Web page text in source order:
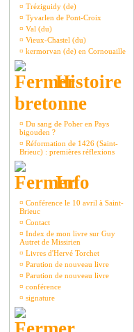
¤ Tréziguidy (de)
¤ Tyvarlen de Pont-Croix
¤ Val (du)
¤ Vieux-Chastel (du)
¤ kermorvan (de) en Cornouaille
Histoire
bretonne
¤ Du sang de Poher en Pays
bigouden ?
¤ Réformation de 1426 (Saint-
Brieuc) : premières réflexions
Info
¤ Conférence le 10 avril à Saint-
Brieuc
¤ Contact
¤ Index de mon livre sur Guy
Autret de Missirien
¤ Livres d'Hervé Torchet
¤ Parution de nouveau livre
¤ Parution de nouveau livre
¤ conférence
¤ signature